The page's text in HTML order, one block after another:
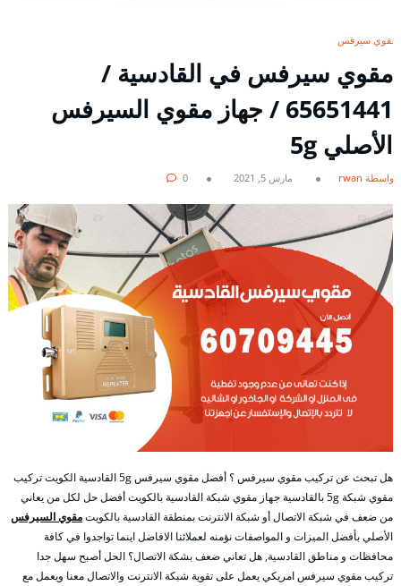
مقوي سيرفس
مقوي سيرفس في القادسية /
65651441 / جهاز مقوي السيرفس
الأصلي 5g
بواسطة rwan مارس 5, 2021 0
هل تبحث عن تركيب مقوي سيرفس ؟ أفضل مقوي سيرفس 5g القادسية الكويت تركيب
مقوي شبكة 5g بالقادسية جهاز مقوي شبكة القادسية بالكويت أفضل حل لكل من يعاني
من ضعف في شبكة الاتصال أو شبكة الانترنت بمنطقة القادسية بالكويتمقوي السيرفس
الأصلي بأفضل الميزات و المواصفات نؤمنه لعملائنا الافاضل اينما تواجدوا في كافة
محافظات و مناطق القادسية, هل تعاني ضعف بشكة الاتصال؟ الحل أصبح سهل جدا
تركيب مقوي سيرفس امريكي يعمل على تقوية شبكة الانترنت والاتصال معنا ويعمل مع